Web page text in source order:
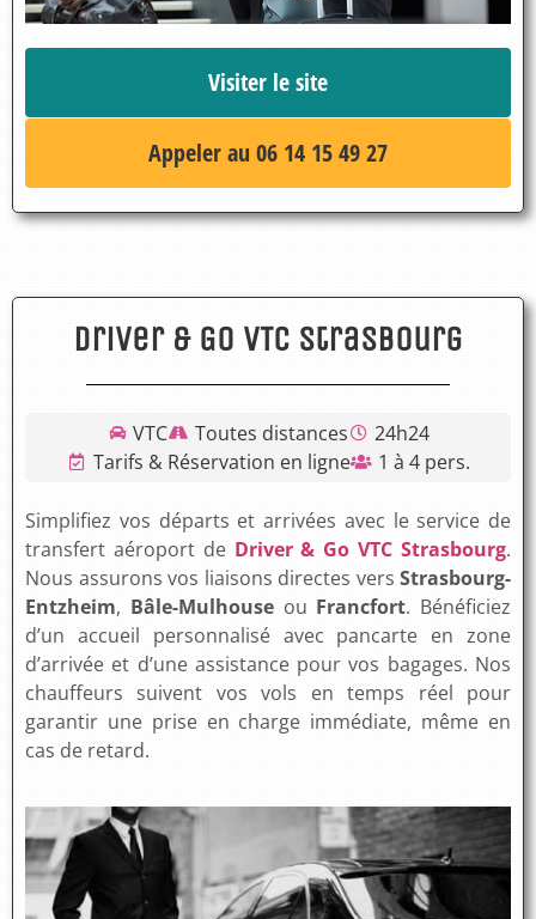
Visiter le site
Appeler au 06 14 15 49 27
Driver & Go VTC Strasbourg
VTC Toutes distances
24h24
Tarifs & Réservation en ligne
1 à 4 pers.
Simplifiez vos départs et arrivées avec le service de
transfert aéroport de Driver & Go VTC Strasbourg.
Nous assurons vos liaisons directes vers Strasbourg-
Entzheim, Bâle-Mulhouseou Francfort. Bénéficiez
d’un accueil personnalisé avec pancarte en zone
d’arrivée et d’une assistance pour vos bagages. Nos
chauffeurs suivent vos vols en temps réel pour
garantir une prise en charge immédiate, même en
cas de retard.